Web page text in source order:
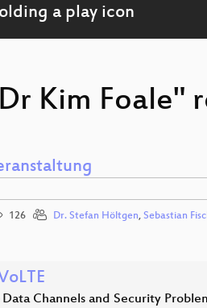
Kim Foale"
126 Dr. Stefan Höltgen, Sebastian
Channels and Security